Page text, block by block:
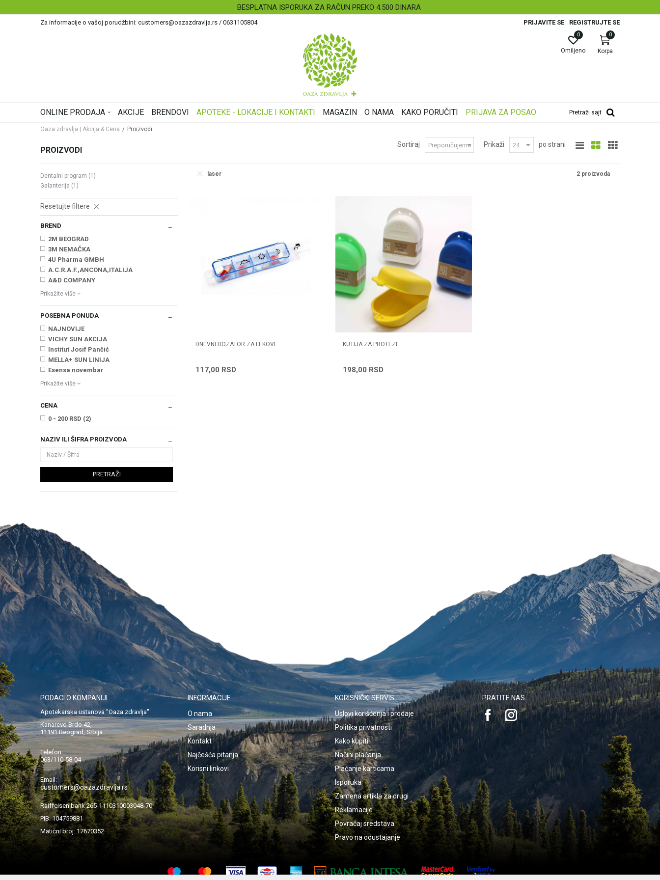
BESPLATNA ISPORUKA ZA RAČUN PREKO 4.500 DINARA
Za informacije o vašoj porudžbini: customers@oazazdravlja.rs / 0631105804 PRIJAVITE SE REGISTRUJTE SE
Korpa
0
Omiljeno
0
ONLINE PRODAJA AKCIJE BRENDOVI APOTEKE - LOKACIJE I KONTAKTI MAGAZIN O NAMA KAKO PORUČITI PRIJAVA ZA POSAO Pretraži sajt
Oaza zdravlja | Akcija & Cena Proizvodi
PROIZVODI
Sortiraj Prikaži po strani
Dentalni program (1)
Galanterija (1)
Resetujte filtere
BREND
2M BEOGRAD
3M NEMAČKA
4U Pharma GMBH
A.C.R.A.F.,ANCONA,ITALIJA
A&D COMPANY
Prikažite više
POSEBNA PONUDA
NAJNOVIJE
VICHY SUN AKCIJA
Institut Josif Pančić
MELLA+ SUN LINIJA
Esensa novembar
Prikažite više
CENA
0 - 200 RSD (2)
NAZIV ILI ŠIFRA PROIZVODA
PRETRAŽI
laser 2 proizvoda
DNEVNI DOZATOR ZA LEKOVE
117,00 RSD
KUTIJA ZA PROTEZE
198,00 RSD
PODACI O KOMPANIJI
Apotekarska ustanova "Oaza zdravlja"
Kanarevo Brdo 42,
11191 Beograd, Srbija
Telefon:
063/110-58-04
Email:
customers@oazazdravlja.rs
Raiffeisen bank 265-1110310003048-70
PIB: 104759881
Matični broj: 17670352
INFORMACIJE
O nama
Saradnja
Kontakt
Najčešća pitanja
Korisni linkovi
KORISNIČKI SERVIS
Uslovi korišćenja i prodaje
Politika privatnosti
Kako kupiti
Načini plaćanja
Plaćanje karticama
Isporuka
Zamena artikla za drugi
Reklamacije
Povraćaj sredstava
Pravo na odustajanje
PRATITE NAS